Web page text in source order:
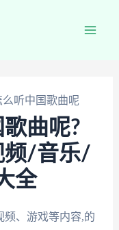
听中国歌曲呢
曲呢?
频/音乐/
全
频、游戏等内容,的